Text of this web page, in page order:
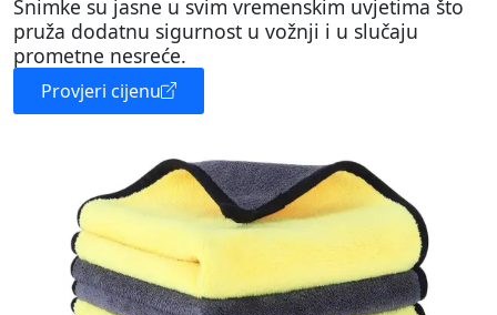
Snimke su jasne u svim vremenskim uvjetima što
pruža dodatnu sigurnost u vožnji i u slučaju
prometne nesreće.
Provjeri cijenu